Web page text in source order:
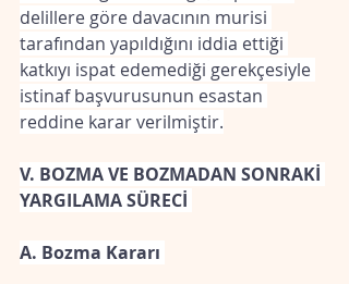
delillere göre davacının murisi
tarafından yapıldığını iddia ettiği
katkıyı ispat edemediği gerekçesiyle
istinaf başvurusunun esastan
reddine karar verilmiştir.
V. BOZMA VE BOZMADAN SONRAKİ
YARGILAMA SÜRECİ
A. Bozma Kararı